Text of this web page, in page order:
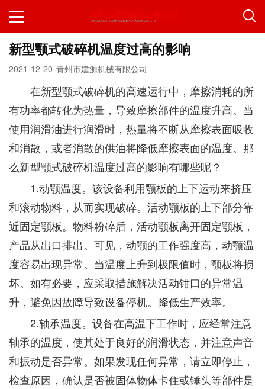
新型颚式破碎机温度过高的影响
2021-12-20 青州市建源机械有限公司
在新型颚式破碎机的高速运行中，摩擦消耗的所
有功率都转化为热量，导致摩擦部件的温度升高。当
使用润滑油进行润滑时，热量将不断从摩擦表面吸收
和消散，或者消散的供油将降低摩擦表面的温度。那
么新型颚式破碎机温度过高的影响有哪些呢？
1.动颚温度。该设备利用颚板的上下运动来挤压
和滚动物料，从而实现破碎。活动颚板的上下部分靠
近固定颚板。物料粉碎后，活动颚板离开固定颚板，
产品从出口排出。可见，动颚的工作强度高，动颚温
度容易出现异常。当温度上升到极限值时，颚板将损
坏。如有必要，应采取措施解决活动钳口的异常温
升，避免因故障导致设备停机。降低生产效率。
2.轴承温度。设备在高温下工作时，应经常注意
轴承的温度，使其处于良好的润滑状态，并注意声音
和振动是否异常。如果发现任何异常，请立即停止，
检查原因，确认是否被固体物体卡住或锤头等部件是